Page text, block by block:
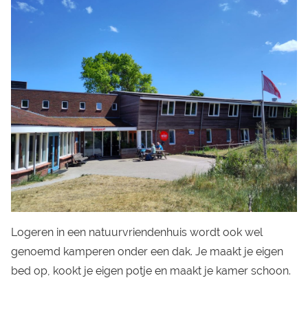
Logeren in een natuurvriendenhuis wordt ook wel
genoemd kamperen onder een dak. Je maakt je eigen
bed op, kookt je eigen potje en maakt je kamer schoon.